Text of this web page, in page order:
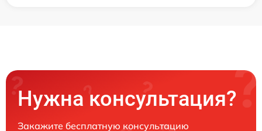
Нужна консультация?
Закажите бесплатную консультацию